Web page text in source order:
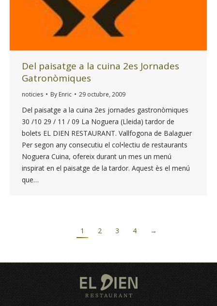
Del paisatge a la cuina 2es Jornades
Gatronòmiques
noticies By Enric 29 octubre, 2009
Del paisatge a la cuina 2es jornades gastronòmiques
30 /10 29 / 11 / 09 La Noguera (Lleida) tardor de
bolets EL DIEN RESTAURANT. Vallfogona de Balaguer
Per segon any consecutiu el col•lectiu de restaurants
Noguera Cuina, ofereix durant un mes un menú
inspirat en el paisatge de la tardor. Aquest ès el menú
que…
1 2 3 4 →